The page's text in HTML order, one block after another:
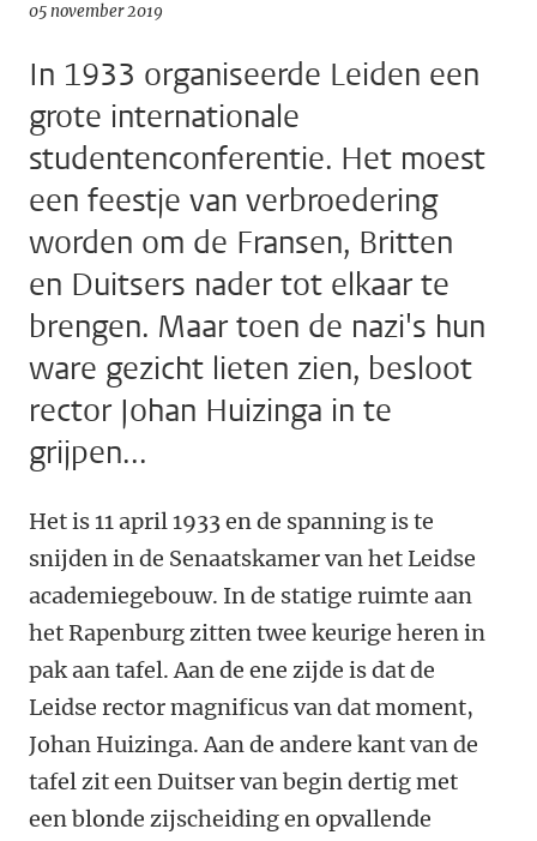
05 november 2019
In 1933 organiseerde Leiden een
grote internationale
studentenconferentie. Het moest
een feestje van verbroedering
worden om de Fransen, Britten
en Duitsers nader tot elkaar te
brengen. Maar toen de nazi's hun
ware gezicht lieten zien, besloot
rector Johan Huizinga in te
grijpen...
Het is 11 april 1933 en de spanning is te
snijden in de Senaatskamer van het Leidse
academiegebouw. In de statige ruimte aan
het Rapenburg zitten twee keurige heren in
pak aan tafel. Aan de ene zijde is dat de
Leidse rector magnificus van dat moment,
Johan Huizinga. Aan de andere kant van de
tafel zit een Duitser van begin dertig met
een blonde zijscheiding en opvallende